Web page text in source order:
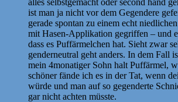
ist man ja nicht vor dem Gegendere
gerade spontan zu einem echt
mit Hasen-Applikation gegriffen – und
dass es Puffärmelchen hat. Sieht zwar
genderneutral geht anders. In dem Fall
mein 4monatiger Sohn halt Puffärmel,
schöner fände ich es in der Tat, wenn
würde und man auf so gegenderte
gar nicht achten müsste.